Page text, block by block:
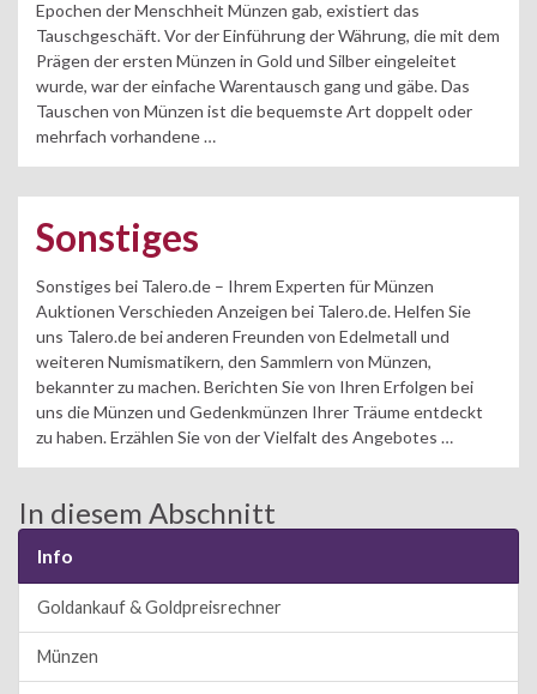
Epochen der Menschheit Münzen gab, existiert das
Tauschgeschäft. Vor der Einführung der Währung, die mit dem
Prägen der ersten Münzen in Gold und Silber eingeleitet
wurde, war der einfache Warentausch gang und gäbe. Das
Tauschen von Münzen ist die bequemste Art doppelt oder
mehrfach vorhandene …
Sonstiges
Sonstiges bei Talero.de – Ihrem Experten für Münzen
Auktionen Verschieden Anzeigen bei Talero.de. Helfen Sie
uns Talero.de bei anderen Freunden von Edelmetall und
weiteren Numismatikern, den Sammlern von Münzen,
bekannter zu machen. Berichten Sie von Ihren Erfolgen bei
uns die Münzen und Gedenkmünzen Ihrer Träume entdeckt
zu haben. Erzählen Sie von der Vielfalt des Angebotes …
In diesem Abschnitt
Info
Goldankauf & Goldpreisrechner
Münzen